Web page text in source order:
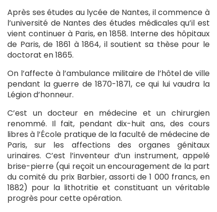
Après ses études au lycée de Nantes, il commence à
l’université de Nantes des études médicales qu’il est
vient continuer à Paris, en 1858. Interne des hôpitaux
de Paris, de 1861 à 1864, il soutient sa thèse pour le
doctorat en 1865.
On l’affecte à l’ambulance militaire de l’hôtel de ville
pendant la guerre de 1870-1871, ce qui lui vaudra la
Légion d’honneur.
C’est un docteur en médecine et un chirurgien
renommé. Il fait, pendant dix-huit ans, des cours
libres à l’École pratique de la faculté de médecine de
Paris, sur les affections des organes génitaux
urinaires. C’est l’inventeur d’un instrument, appelé
brise-pierre (qui reçoit un encouragement de la part
du comité du prix Barbier, assorti de 1 000 francs, en
1882) pour la lithotritie et constituant un véritable
progrès pour cette opération.